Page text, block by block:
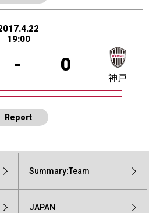
19:00
- 0
神戸
Report
Summary:Team
JAPAN